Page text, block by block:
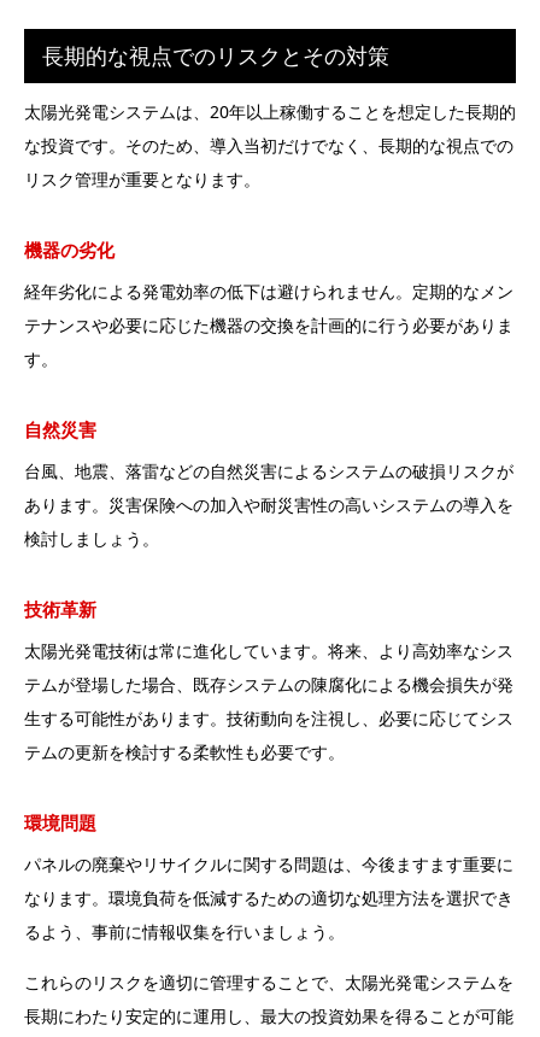
長期的な視点でのリスクとその対策
太陽光発電システムは、20年以上稼働することを想定した長期的
な投資です。そのため、導入当初だけでなく、長期的な視点での
リスク管理が重要となります。
機器の劣化
経年劣化による発電効率の低下は避けられません。定期的なメン
テナンスや必要に応じた機器の交換を計画的に行う必要がありま
す。
自然災害
台風、地震、落雷などの自然災害によるシステムの破損リスクが
あります。災害保険への加入や耐災害性の高いシステムの導入を
検討しましょう。
技術革新
太陽光発電技術は常に進化しています。将来、より高効率なシス
テムが登場した場合、既存システムの陳腐化による機会損失が発
生する可能性があります。技術動向を注視し、必要に応じてシス
テムの更新を検討する柔軟性も必要です。
環境問題
パネルの廃棄やリサイクルに関する問題は、今後ますます重要に
なります。環境負荷を低減するための適切な処理方法を選択でき
るよう、事前に情報収集を行いましょう。
これらのリスクを適切に管理することで、太陽光発電システムを
長期にわたり安定的に運用し、最大の投資効果を得ることが可能